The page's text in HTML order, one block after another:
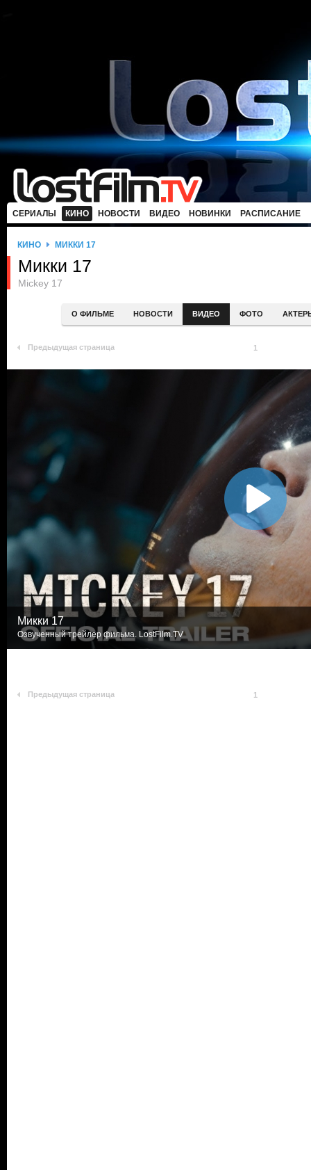
СЕРИАЛЫ КИНО НОВОСТИ ВИДЕО НОВИНКИ РАСПИСАНИЕ
КИНО МИККИ 17
Микки 17
Mickey 17
О ФИЛЬМЕ НОВОСТИ ВИДЕО ФОТО
Предыдущая страница 1
Микки 17
Озвученный трейлер фильма. LostFilm.TV
Предыдущая страница 1